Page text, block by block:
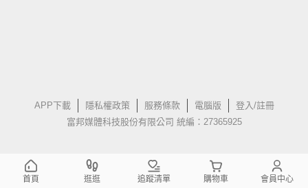
APP下載 隱私權政策 服務條款 電腦版
登入/註冊
富邦媒體科技股份有限公司 統編：27365925
首頁 逛逛 追蹤清單 購物車 會員中心